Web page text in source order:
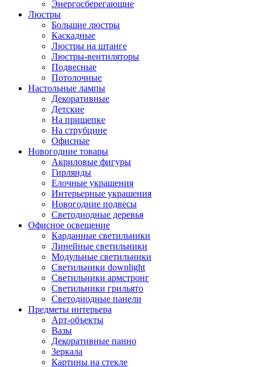
Энергосберегающие
Люстры
Большие люстры
Каскадные
Люстры на штанге
Люстры-вентиляторы
Подвесные
Потолочные
Настольные лампы
Декоративные
Детские
На прищепке
На струбцине
Офисные
Новогодние товары
Акриловые фигуры
Гирлянды
Елочные украшения
Интерьерные украшения
Новогодние подвесы
Светодиодные деревья
Офисное освещение
Карданные светильники
Линейные светильники
Модульные светильники
Светильники downlight
Светильники армстронг
Светильники грильято
Светодиодные панели
Предметы интерьера
Арт-объекты
Вазы
Декоративные панно
Зеркала
Картины на стекле